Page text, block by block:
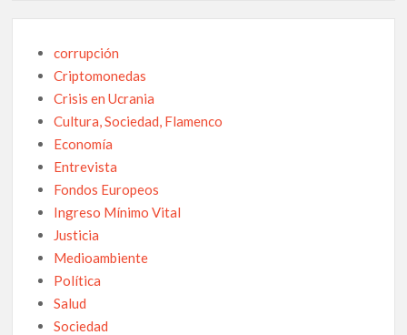
corrupción
Criptomonedas
Crisis en Ucrania
Cultura, Sociedad, Flamenco
Economía
Entrevista
Fondos Europeos
Ingreso Mínimo Vital
Justicia
Medioambiente
Política
Salud
Sociedad